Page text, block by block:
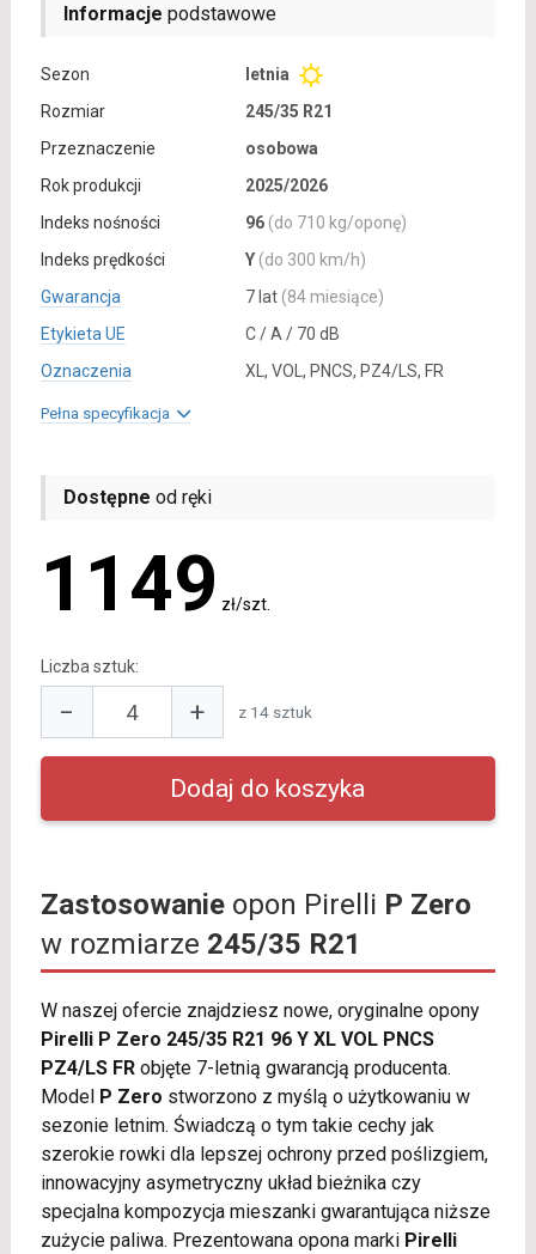
Informacje podstawowe
Sezon
letnia
Rozmiar
245/35 R21
Przeznaczenie
osobowa
Rok produkcji
2025/2026
Indeks nośności
96 (do 710 kg/oponę)
Indeks prędkości
Y (do 300 km/h)
Gwarancja
7 lat (84 miesiące)
Etykieta UE
C / A / 70 dB
Oznaczenia
XL, VOL, PNCS, PZ4/LS, FR
Pełna specyfikacja
Dostępne od ręki
1149 zł/szt.
Liczba sztuk:
− + z 14 sztuk
Zastosowanieopon Pirelli P Zero
w rozmiarze 245/35 R21
W naszej ofercie znajdziesz nowe, oryginalne opony
Pirelli P Zero 245/35 R21 96 Y XL VOL PNCS
PZ4/LS FRobjęte 7-letnią gwarancją producenta.
Model P Zero stworzono z myślą o użytkowaniu w
sezonie letnim. Świadczą o tym takie cechy jak
szerokie rowki dla lepszej ochrony przed poślizgiem,
innowacyjny asymetryczny układ bieżnika czy
specjalna kompozycja mieszanki gwarantująca niższe
zużycie paliwa. Prezentowana opona marki Pirelli